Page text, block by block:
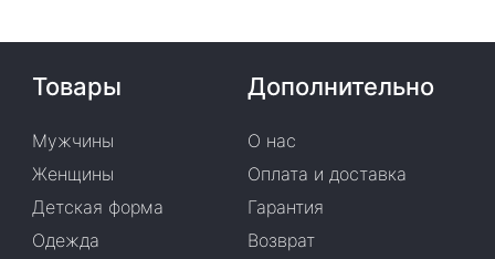
Товары
Мужчины
Женщины
Детская форма
Одежда
Дополнительно
О нас
Оплата и доставка
Гарантия
Возврат